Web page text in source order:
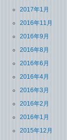
2017年1月
2016年11月
2016年9月
2016年8月
2016年6月
2016年4月
2016年3月
2016年2月
2016年1月
2015年12月